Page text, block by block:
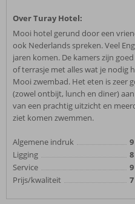
Over Turay Hotel:
Mooi hotel gerund door een
ook Nederlands spreken. Veel
jaren komen. De kamers zijn
of terrasje met alles wat je nodig
Mooi zwembad. Het eten is zeer
(zowel ontbijt, lunch en diner)
van een prachtig uitzicht en
ziet komen zwemmen.
Algemene indruk
9
Ligging
8
Service
9
Prijs/kwaliteit
7